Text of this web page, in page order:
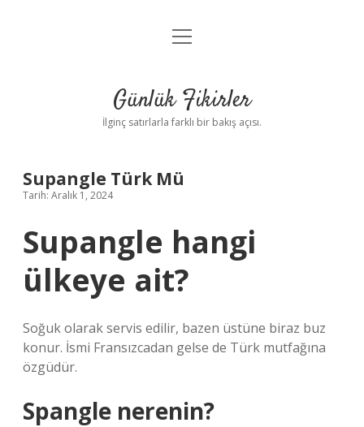
Anasayfa
Yasal Uyarı
menüyü
Günlük Fikirler
İlginç satırlarla farklı bir bakış açısı.
Supangle Türk Mü
Tarih: Aralık 1, 2024
Supangle hangi
ülkeye ait?
Soğuk olarak servis edilir, bazen üstüne biraz buz
konur. İsmi Fransızcadan gelse de Türk mutfağına
özgüdür.
Spangle nerenin?